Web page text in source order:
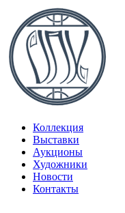
Коллекция
Выставки
Аукционы
Художники
Новости
Контакты